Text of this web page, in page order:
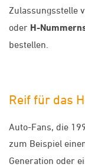
Zulassungsstelle
oder H-
bestellen.
Reif für das
Auto-Fans, die
zum Beispiel
Generation oder